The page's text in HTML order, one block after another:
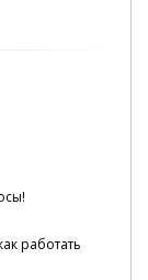
работать